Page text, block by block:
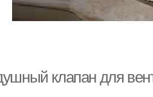
клапан для